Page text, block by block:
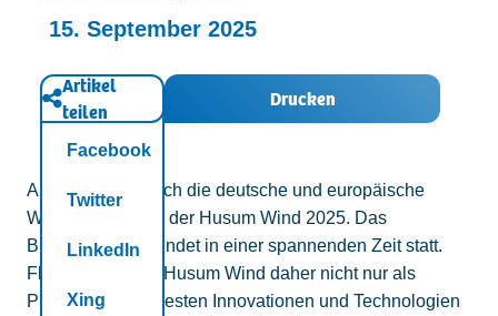
15. September 2025
Artikel
teilen
Facebook
Twitter
LinkedIn
Xing
Drucken
Ab morgen trifft sich die deutsche und europäische
Windindustrie bei der Husum Wind 2025. Das
Branchentreffen findet in einer spannenden Zeit statt.
Flender nutzt die Husum Wind daher nicht nur als
Plattform, die neuesten Innovationen und Technologien